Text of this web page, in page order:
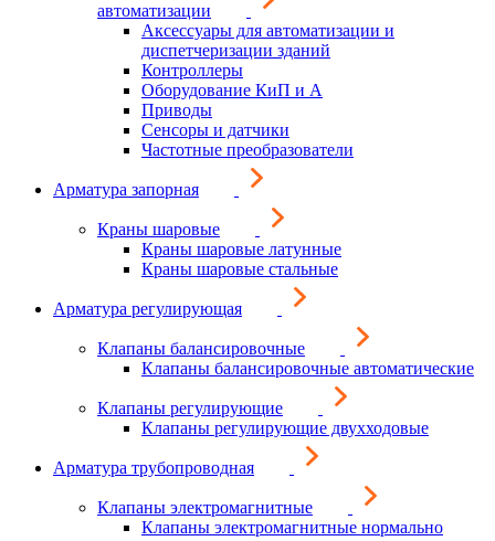
автоматизации
Аксессуары для автоматизации и
диспетчеризации зданий
Контроллеры
Оборудование КиП и А
Приводы
Сенсоры и датчики
Частотные преобразователи
Арматура запорная
Краны шаровые
Краны шаровые латунные
Краны шаровые стальные
Арматура регулирующая
Клапаны балансировочные
Клапаны балансировочные автоматические
Клапаны регулирующие
Клапаны регулирующие двухходовые
Арматура трубопроводная
Клапаны электромагнитные
Клапаны электромагнитные нормально